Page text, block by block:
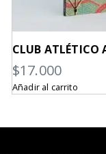
CLUB ATLÉTICO
$17.000
Añadir al carrito